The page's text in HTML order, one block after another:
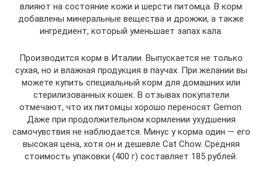
влияют на состояние кожи и шерсти питомца. В корм
добавлены минеральные вещества и дрожжи, а также
ингредиент, который уменьшает запах кала.
Производится корм в Италии. Выпускается не только
сухая, но и влажная продукция в паучах. При желании вы
можете купить специальный корм для домашних или
стерилизованных кошек. В отзывах покупатели
отмечают, что их питомцы хорошо переносят Gemon.
Даже при продолжительном кормлении ухудшения
самочувствия не наблюдается. Минус у корма один — его
высокая цена, хотя он и дешевле Cat Chow. Средняя
стоимость упаковки (400 г) составляет 185 рублей.